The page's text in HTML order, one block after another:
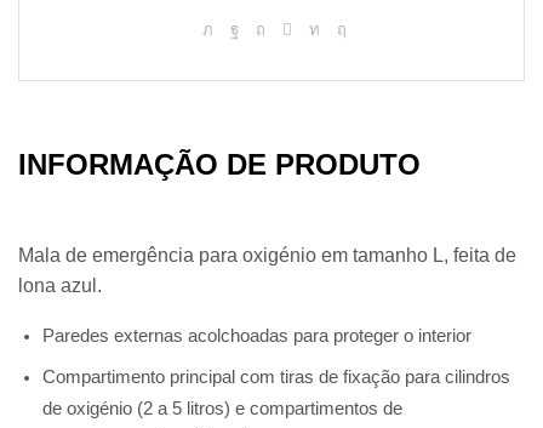
INFORMAÇÃO DE PRODUTO
Mala de emergência para oxigénio em tamanho L, feita de
lona azul.
Paredes externas acolchoadas para proteger o interior
Compartimento principal com tiras de fixação para cilindros
de oxigénio (2 a 5 litros) e compartimentos de